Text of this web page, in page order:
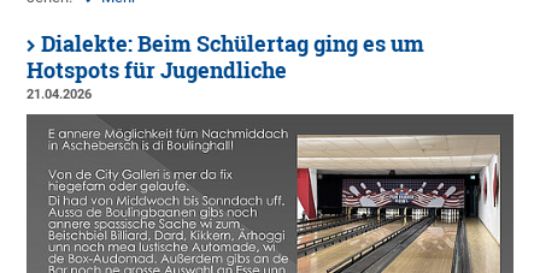
Dialekte: Beim Schülertag ging es um
Hotspots für Jugendliche
21.04.2026